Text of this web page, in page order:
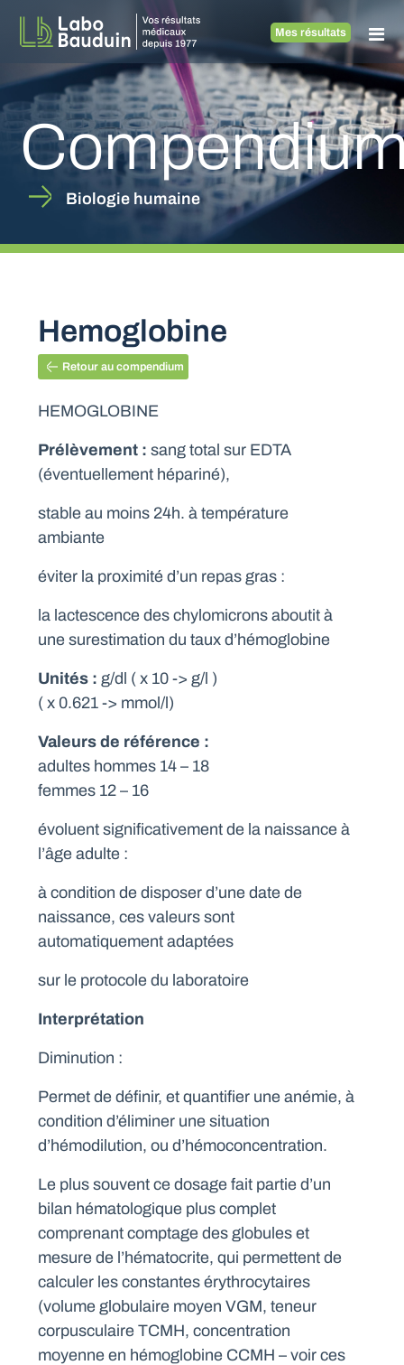
Mes résultats
Biologie humaine
Hemoglobine
Retour au compendium
HEMOGLOBINE
Prélèvement : sang total sur EDTA
(éventuellement hépariné),
stable au moins 24h. à température
ambiante
éviter la proximité d’un repas gras :
la lactescence des chylomicrons aboutit à
une surestimation du taux d’hémoglobine
Unités : g/dl ( x 10 -> g/l )
( x 0.621 -> mmol/l)
Valeurs de référence :
adultes hommes 14 – 18
femmes 12 – 16
évoluent significativement de la naissance à
l’âge adulte :
à condition de disposer d’une date de
naissance, ces valeurs sont
automatiquement adaptées
sur le protocole du laboratoire
Interprétation
Diminution :
Permet de définir, et quantifier une anémie, à
condition d’éliminer une situation
d’hémodilution, ou d’hémoconcentration.
Le plus souvent ce dosage fait partie d’un
bilan hématologique plus complet
comprenant comptage des globules et
mesure de l’hématocrite, qui permettent de
calculer les constantes érythrocytaires
(volume globulaire moyen VGM, teneur
corpusculaire TCMH, concentration
moyenne en hémoglobine CCMH – voir ces